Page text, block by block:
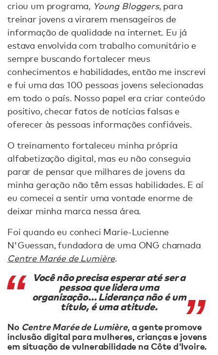
criou um programa, Young Bloggers, para
treinar jovens a virarem mensageiros de
informação de qualidade na internet. Eu já
estava envolvida com trabalho comunitário e
sempre buscando fortalecer meus
conhecimentos e habilidades, então me inscrevi
e fui uma das 100 pessoas jovens selecionadas
em todo o país. Nosso papel era criar conteúdo
positivo, checar fatos de notícias falsas e
oferecer às pessoas informações confiáveis.
O treinamento fortaleceu minha própria
alfabetização digital, mas eu não conseguia
parar de pensar que milhares de jovens da
minha geração não têm essas habilidades. E aí
eu comecei a sentir uma vontade enorme de
deixar minha marca nessa área.
Foi quando eu conheci Marie-Lucienne
N'Guessan, fundadora de uma ONG chamada
Centre Marée de Lumière.
Você não precisa esperar até ser a
pessoa que lidera uma
organização... Liderança não é um
título, é uma atitude.
No Centre Marée de Lumière, a gente promove
inclusão digital para mulheres, crianças e jovens
em situação de vulnerabilidade na Côte d'Ivoire.